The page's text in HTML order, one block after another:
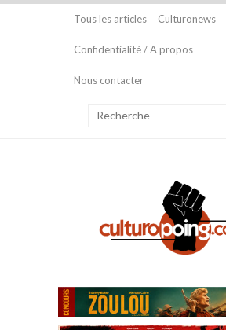
Tous les articles Culturonews
Confidentialité / A propos
Nous contacter